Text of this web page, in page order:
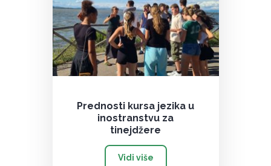
Prednosti kursa jezika u
inostranstvu za
tinejdžere
Vidi više